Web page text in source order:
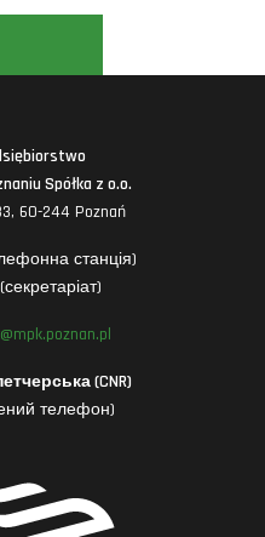
Spółka z o.o.
60-244 Poznań
станція)
(CNR)
телефон)